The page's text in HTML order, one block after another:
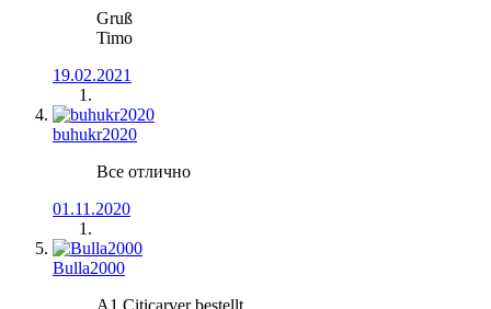
Gruß
Timo
19.02.2021
buhukr2020
Все отлично
01.11.2020
Bulla2000